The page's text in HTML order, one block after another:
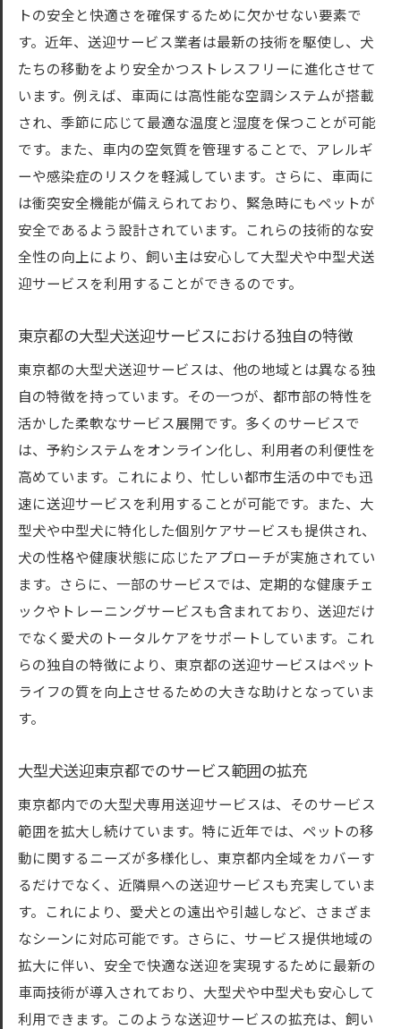
トの安全と快適さを確保するために欠かせない要素で
す。近年、送迎サービス業者は最新の技術を駆使し、犬
たちの移動をより安全かつストレスフリーに進化させて
います。例えば、車両には高性能な空調システムが搭載
され、季節に応じて最適な温度と湿度を保つことが可能
です。また、車内の空気質を管理することで、アレルギ
ーや感染症のリスクを軽減しています。さらに、車両に
は衝突安全機能が備えられており、緊急時にもペットが
安全であるよう設計されています。これらの技術的な安
全性の向上により、飼い主は安心して大型犬や中型犬送
迎サービスを利用することができるのです。
東京都の大型犬送迎サービスにおける独自の特徴
東京都の大型犬送迎サービスは、他の地域とは異なる独
自の特徴を持っています。その一つが、都市部の特性を
活かした柔軟なサービス展開です。多くのサービスで
は、予約システムをオンライン化し、利用者の利便性を
高めています。これにより、忙しい都市生活の中でも迅
速に送迎サービスを利用することが可能です。また、大
型犬や中型犬に特化した個別ケアサービスも提供され、
犬の性格や健康状態に応じたアプローチが実施されてい
ます。さらに、一部のサービスでは、定期的な健康チェ
ックやトレーニングサービスも含まれており、送迎だけ
でなく愛犬のトータルケアをサポートしています。これ
らの独自の特徴により、東京都の送迎サービスはペット
ライフの質を向上させるための大きな助けとなっていま
す。
大型犬送迎東京都でのサービス範囲の拡充
東京都内での大型犬専用送迎サービスは、そのサービス
範囲を拡大し続けています。特に近年では、ペットの移
動に関するニーズが多様化し、東京都内全域をカバーす
るだけでなく、近隣県への送迎サービスも充実していま
す。これにより、愛犬との遠出や引越しなど、さまざま
なシーンに対応可能です。さらに、サービス提供地域の
拡大に伴い、安全で快適な送迎を実現するために最新の
車両技術が導入されており、大型犬や中型犬も安心して
利用できます。このような送迎サービスの拡充は、飼い